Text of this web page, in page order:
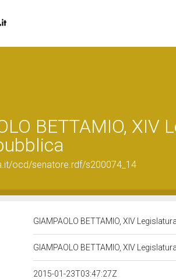
BETTAMIO, XIV
ocd/senatore.rdf/s200074_14
GIAMPAOLO BETTAMIO, XIV
GIAMPAOLO BETTAMIO, XIV
2015-01-23T03:47:27Z